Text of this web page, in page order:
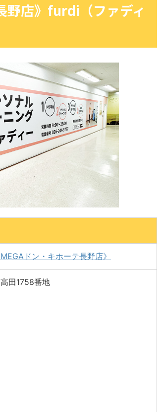
野店》furdi（ファディ
ドン・キホーテ長野店》
田1758番地